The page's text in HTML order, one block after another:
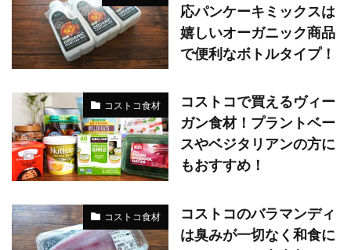
応パンケーキミックスは
嬉しいオーガニック商品
で便利なボトルタイプ！
コストコ食材
コストコで買えるヴィー
ガン食材！プラントベー
スやベジタリアンの方に
もおすすめ！
コストコ食材
コストコのバラマンディ
は臭みが一切なく和食に